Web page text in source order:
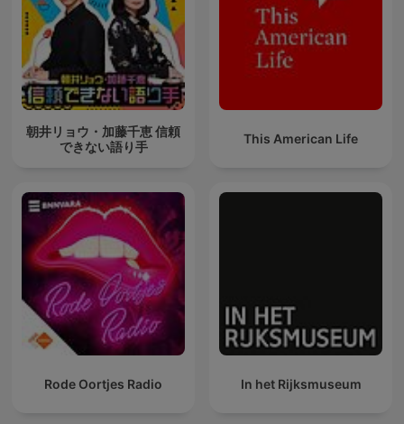
朝井リョウ・加藤千恵 信頼
できない語り手
This American Life
Rode Oortjes Radio In het Rijksmuseum